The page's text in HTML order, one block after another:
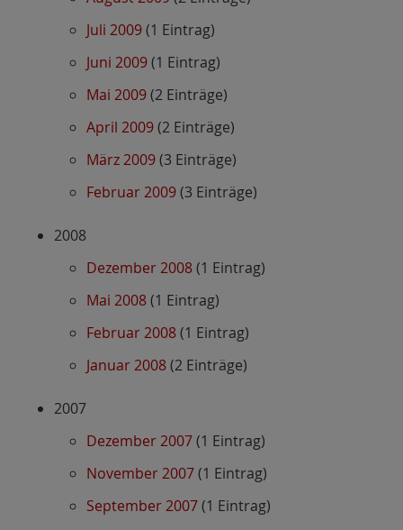
Juli 2009(1 Eintrag)
Juni 2009(1 Eintrag)
Mai 2009(2 Einträge)
April 2009(2 Einträge)
März 2009(3 Einträge)
Februar 2009(3 Einträge)
2008
Dezember 2008(1 Eintrag)
Mai 2008(1 Eintrag)
Februar 2008(1 Eintrag)
Januar 2008(2 Einträge)
2007
Dezember 2007(1 Eintrag)
November 2007(1 Eintrag)
September 2007(1 Eintrag)